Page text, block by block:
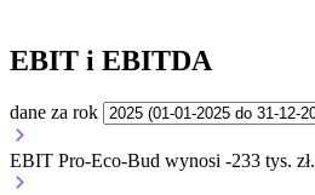
EBIT i EBITDA
dane za rok
EBIT Pro-Eco-Bud wynosi -233 tys. zł.